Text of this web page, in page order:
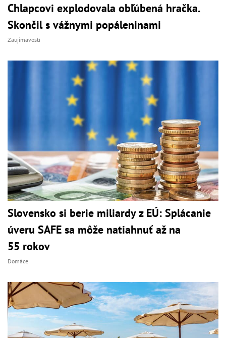
Chlapcovi explodovala obľúbená hračka.
Skončil s vážnymi popáleninami
Zaujímavosti
Slovensko si berie miliardy z EÚ: Splácanie
úveru SAFE sa môže natiahnuť až na
55 rokov
Domáce